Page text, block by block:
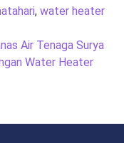
, water heater
Air Tenaga Surya
Water Heater